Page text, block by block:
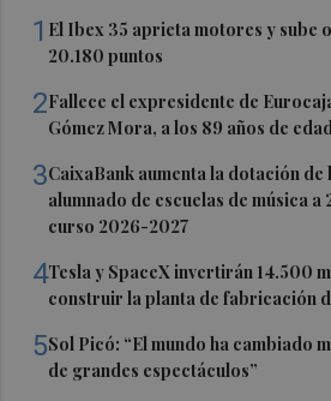
1 El Ibex 35 aprieta motores y sube
20.180 puntos
2Fallece el expresidente de
Gómez Mora, a los 89 años de
3CaixaBank aumenta la dotación de
alumnado de escuelas de música
curso 2026-2027
4Tesla y SpaceX invertirán 14.500
construir la planta de fabricación
5Sol Picó: “El mundo ha cambiado
de grandes espectáculos”